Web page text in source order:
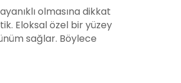
olmasına dikkat
Eloksal özel bir yüzey
sağlar. Böylece